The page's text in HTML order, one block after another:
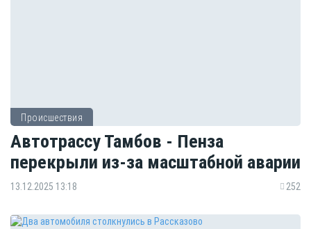
Происшествия
Автотрассу Тамбов - Пенза
перекрыли из-за масштабной аварии
13.12.2025 13:18 252